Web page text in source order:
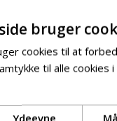
bruger
cookies til at
til alle
Ydeevne